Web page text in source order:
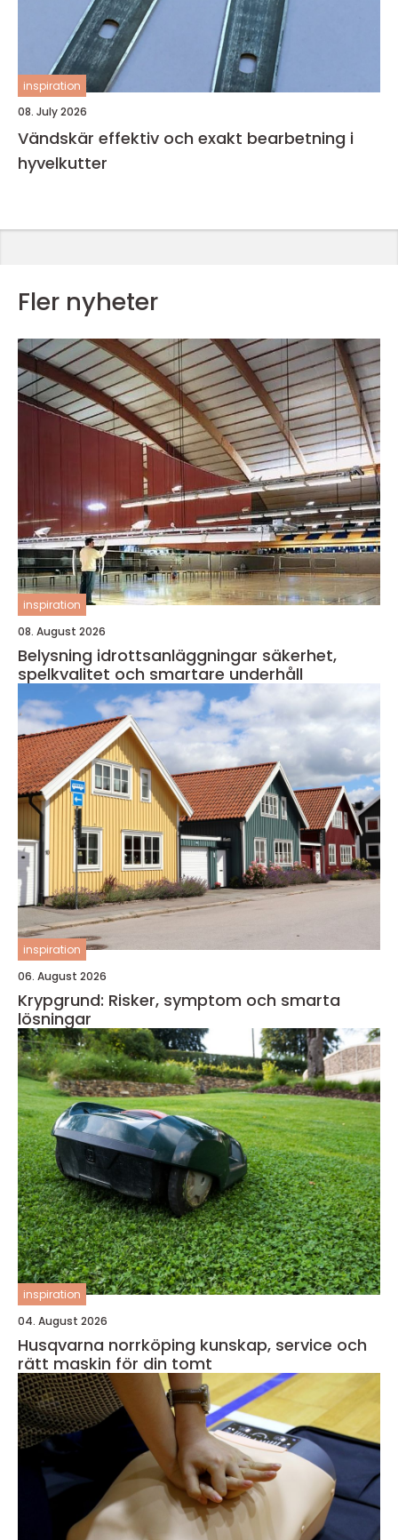
inspiration
08. July 2026
Vändskär effektiv och exakt bearbetning i
hyvelkutter
Fler nyheter
inspiration
08. August 2026
Belysning idrottsanläggningar säkerhet,
spelkvalitet och smartare underhåll
inspiration
06. August 2026
Krypgrund: Risker, symptom och smarta
lösningar
inspiration
04. August 2026
Husqvarna norrköping kunskap, service och
rätt maskin för din tomt